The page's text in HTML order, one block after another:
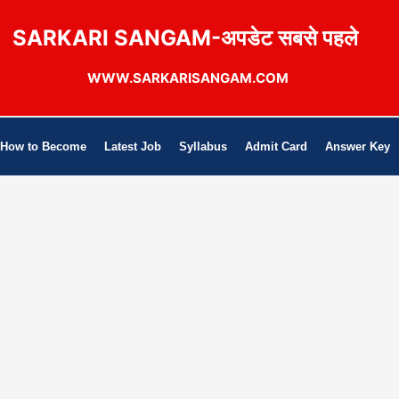
SARKARI SANGAM-अपडेट सबसे पहले
WWW.SARKARISANGAM.COM
How to Become Latest Job Syllabus Admit Card Answer Key